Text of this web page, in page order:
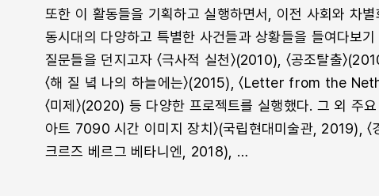
또한 이 활동들을 기획하고 실행하면서, 이전 사회와 차별
동시대의 다양하고 특별한 사건들과 상황들을 들여다보
질문들을 던지고자 〈극사적 실천〉(2010), 〈공조탈출〉
〈해 질 녘 나의 하늘에는〉(2015), 〈Letter from the
〈미제〉(2020) 등 다양한 프로젝트를 실행했다. 그 외 주
아트 7090 시간 이미지 장치〉(국립현대미술관, 2019), 〈
크르즈 베르그 베타니엔, 2018), …